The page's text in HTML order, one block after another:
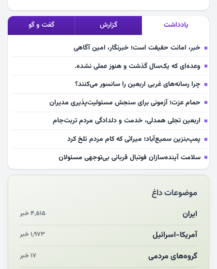
یادداشت گزارش گفت و گو
خبر، امانت حقیقت است؛ خبرنگار، امین آگاهی
وعده‌ای که یک‌سال گذشت و هنوز عملی نشده.
چرا رسانه‌های غربی اربعین را سانسور می‌کنند؟
حمام عزت؛ آزمونی برای سنجش مسئولیت‌پذیری مدیران
اربعین تجلی همدلی، خدمت و دلدادگی مردم تربت‌جام
پمپ‌بنزین سمیع‌آباد؛ میراثی که کام مردم تلخ کرد
سلامت آینده‌سازان فوتبال قربانی بی‌توجهی مسئولان
بازخوانی رسانه‌ای اندیشه رهبر شهید
مشهدالرضا آقای شهید ایران را در آغوش کشید
مکن ای صبح طلوع
چرایی «استقبال از آقای ایران»
موضوعات داغ
ایران ۴,۵۱۵ خبر
آمریکا-اسرائیل ۱,۹۷۳ خبر
گروه‌های مردمی ۱۷ خبر